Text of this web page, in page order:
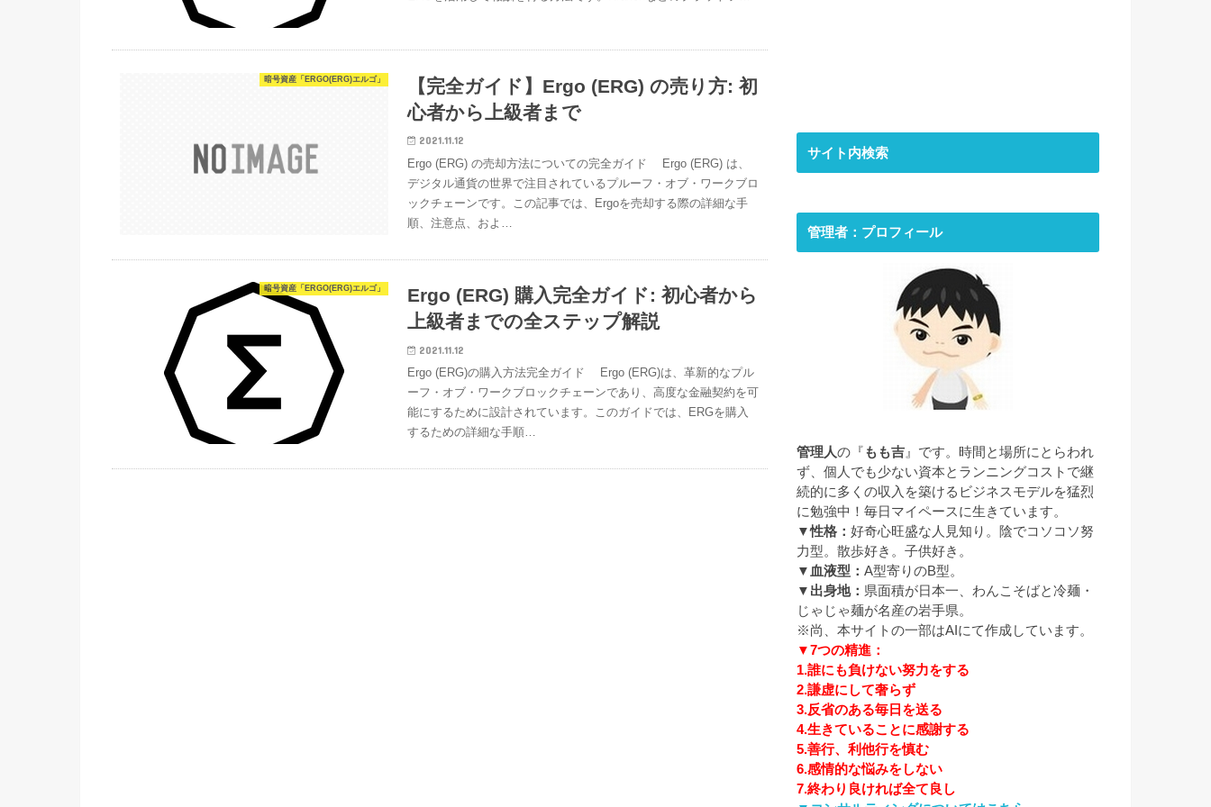
暗号資産「ERGO(ERG)エルゴ」
【完全ガイド】Ergo (ERG) の売り方: 初
心者から上級者まで
2021.11.12
Ergo (ERG) の売却方法についての完全ガイド Ergo (ERG) は、
デジタル通貨の世界で注目されているプルーフ・オブ・ワークブロ
ックチェーンです。この記事では、Ergoを売却する際の詳細な手
順、注意点、およ…
暗号資産「ERGO(ERG)エルゴ」
Ergo (ERG) 購入完全ガイド: 初心者から
上級者までの全ステップ解説
2021.11.12
Ergo (ERG)の購入方法完全ガイド Ergo (ERG)は、革新的なプル
ーフ・オブ・ワークブロックチェーンであり、高度な金融契約を可
能にするために設計されています。このガイドでは、ERGを購入
するための詳細な手順…
サイト内検索
管理者：プロフィール
管理人の『もも吉』です。時間と場所にとらわれ
ず、個人でも少ない資本とランニングコストで継
続的に多くの収入を築けるビジネスモデルを猛烈
に勉強中！毎日マイペースに生きています。
▼性格： 好奇心旺盛な人見知り。陰でコソコソ努
力型。散歩好き。子供好き。
▼血液型： A型寄りのB型。
▼出身地： 県面積が日本一、わんこそばと冷麺・
じゃじゃ麺が名産の岩手県。
※尚、本サイトの一部はAIにて作成しています。
▼7つの精進：
1.誰にも負けない努力をする
2.謙虚にして奢らず
3.反省のある毎日を送る
4.生きていることに感謝する
5.善行、利他行を慎む
6.感情的な悩みをしない
7.終わり良ければ全て良し